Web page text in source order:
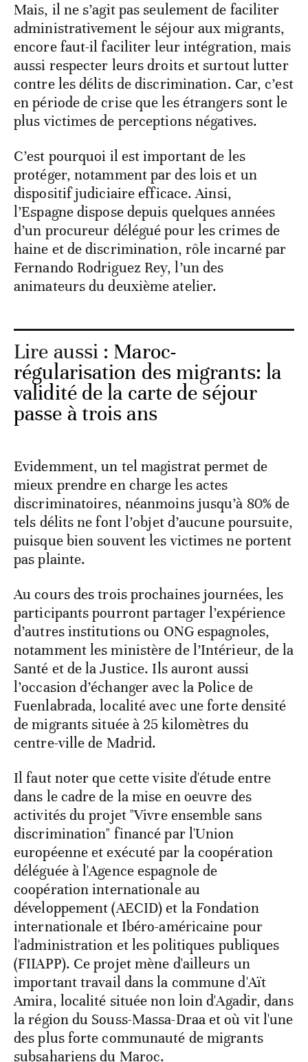
Mais, il ne s’agit pas seulement de faciliter
administrativement le séjour aux migrants,
encore faut-il faciliter leur intégration, mais
aussi respecter leurs droits et surtout lutter
contre les délits de discrimination. Car, c’est
en période de crise que les étrangers sont le
plus victimes de perceptions négatives.
C’est pourquoi il est important de les
protéger, notamment par des lois et un
dispositif judiciaire efficace. Ainsi,
l’Espagne dispose depuis quelques années
d’un procureur délégué pour les crimes de
haine et de discrimination, rôle incarné par
Fernando Rodriguez Rey, l’un des
animateurs du deuxième atelier.
Lire aussi : Maroc-
régularisation des migrants: la
validité de la carte de séjour
passe à trois ans
Evidemment, un tel magistrat permet de
mieux prendre en charge les actes
discriminatoires, néanmoins jusqu’à 80% de
tels délits ne font l’objet d’aucune poursuite,
puisque bien souvent les victimes ne portent
pas plainte.
Au cours des trois prochaines journées, les
participants pourront partager l’expérience
d’autres institutions ou ONG espagnoles,
notamment les ministère de l’Intérieur, de la
Santé et de la Justice. Ils auront aussi
l’occasion d’échanger avec la Police de
Fuenlabrada, localité avec une forte densité
de migrants située à 25 kilomètres du
centre-ville de Madrid.
Il faut noter que cette visite d'étude entre
dans le cadre de la mise en oeuvre des
activités du projet "Vivre ensemble sans
discrimination" financé par l'Union
européenne et exécuté par la coopération
déléguée à l'Agence espagnole de
coopération internationale au
développement (AECID) et la Fondation
internationale et Ibéro-américaine pour
l'administration et les politiques publiques
(FIIAPP). Ce projet mène d'ailleurs un
important travail dans la commune d'Aït
Amira, localité située non loin d'Agadir, dans
la région du Souss-Massa-Draa et où vit l'une
des plus forte communauté de migrants
subsahariens du Maroc.